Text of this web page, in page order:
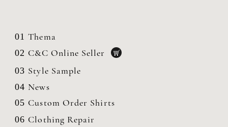
01 Thema
02 C&C Online Seller
03 Style Sample
04 News
05 Custom Order Shirts
06 Clothing Repair